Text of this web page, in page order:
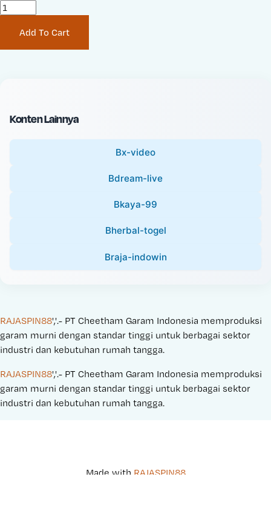
e
i
n
a
c
e
Add To Cart
Konten Lainnya
Bx-video
Bdream-live
Bkaya-99
Bherbal-togel
Braja-indowin
RAJASPIN88','.- PT Cheetham Garam Indonesia memproduksi
garam murni dengan standar tinggi untuk berbagai sektor
industri dan kebutuhan rumah tangga.
RAJASPIN88','.- PT Cheetham Garam Indonesia memproduksi
garam murni dengan standar tinggi untuk berbagai sektor
industri dan kebutuhan rumah tangga.
Made with RAJASPIN88